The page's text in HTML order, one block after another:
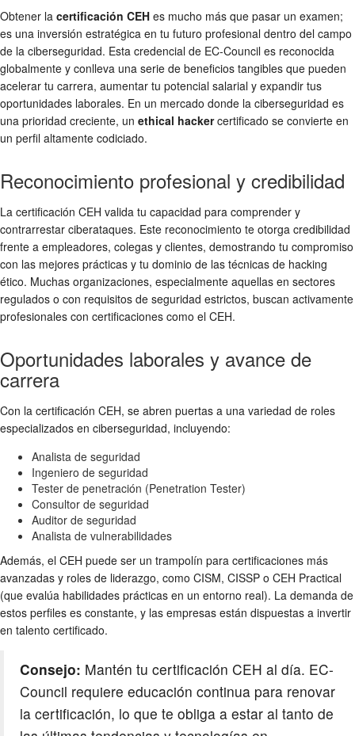
Obtener la certificación CEH es mucho más que pasar un examen;
es una inversión estratégica en tu futuro profesional dentro del campo
de la ciberseguridad. Esta credencial de EC-Council es reconocida
globalmente y conlleva una serie de beneficios tangibles que pueden
acelerar tu carrera, aumentar tu potencial salarial y expandir tus
oportunidades laborales. En un mercado donde la ciberseguridad es
una prioridad creciente, un ethical hackercertificado se convierte en
un perfil altamente codiciado.
Reconocimiento profesional y credibilidad
La certificación CEH valida tu capacidad para comprender y
contrarrestar ciberataques. Este reconocimiento te otorga credibilidad
frente a empleadores, colegas y clientes, demostrando tu compromiso
con las mejores prácticas y tu dominio de las técnicas de hacking
ético. Muchas organizaciones, especialmente aquellas en sectores
regulados o con requisitos de seguridad estrictos, buscan activamente
profesionales con certificaciones como el CEH.
Oportunidades laborales y avance de
carrera
Con la certificación CEH, se abren puertas a una variedad de roles
especializados en ciberseguridad, incluyendo:
Analista de seguridad
Ingeniero de seguridad
Tester de penetración (Penetration Tester)
Consultor de seguridad
Auditor de seguridad
Analista de vulnerabilidades
Además, el CEH puede ser un trampolín para certificaciones más
avanzadas y roles de liderazgo, como CISM, CISSP o CEH Practical
(que evalúa habilidades prácticas en un entorno real). La demanda de
estos perfiles es constante, y las empresas están dispuestas a invertir
en talento certificado.
Consejo: Mantén tu certificación CEH al día. EC-
Council requiere educación continua para renovar
la certificación, lo que te obliga a estar al tanto de